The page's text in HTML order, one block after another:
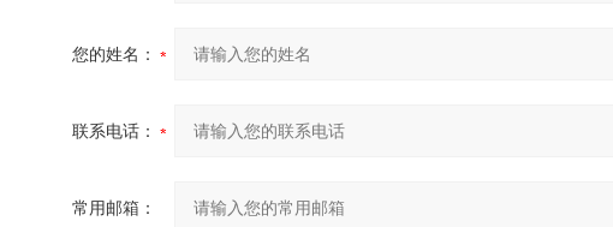
您的姓名：
联系电话：
常用邮箱：